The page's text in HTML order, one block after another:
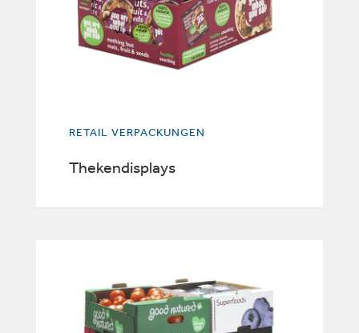
RETAIL VERPACKUNGEN
Thekendisplays